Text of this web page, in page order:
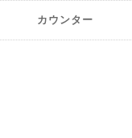
カウンター